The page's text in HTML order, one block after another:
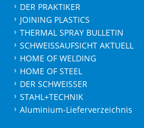
DER PRAKTIKER
JOINING PLASTICS
THERMAL SPRAY BULLETIN
SCHWEISSAUFSICHT AKTUELL
HOME OF WELDING
HOME OF STEEL
DER SCHWEISSER
STAHL+TECHNIK
Aluminium-Lieferverzeichnis